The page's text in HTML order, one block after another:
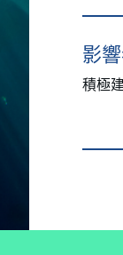
影
積極